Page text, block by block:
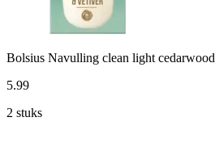
Bolsius Navulling clean light cedarwood
5.99
2 stuks